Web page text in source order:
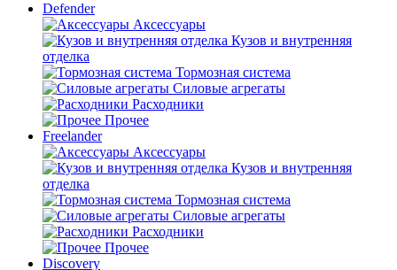
Defender
Аксессуары
Кузов и внутренняя
отделка
Тормозная система
Силовые агрегаты
Расходники
Прочее
Freelander
Аксессуары
Кузов и внутренняя
отделка
Тормозная система
Силовые агрегаты
Расходники
Прочее
Discovery